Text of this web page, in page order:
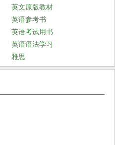
英文原版教材
英语参考书
英语考试用书
英语语法学习
雅思